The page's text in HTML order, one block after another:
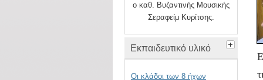
ο καθ. Βυζαντινής Μουσικής
Σεραφείμ Κυρίτσης.
Εκπαιδευτικό υλικό
Οι κλάδοι των 8 ήχων